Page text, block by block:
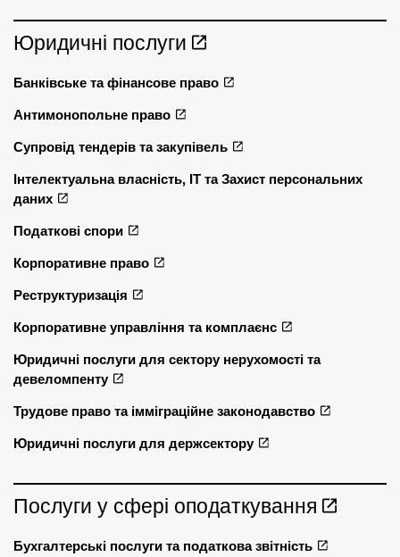
Юридичні послуги
Банківське та фінансове право
Антимонопольне право
Супровід тендерів та закупівель
Інтелектуальна власність, ІТ та Захист персональних
даних
Податкові спори
Корпоративне право
Реструктуризація
Корпоративне управління та комплаєнс
Юридичні послуги для сектору нерухомості та
девеломпенту
Трудове право та імміграційне законодавство
Юридичні послуги для держсектору
Послуги у сфері оподаткування
Бухгалтерські послуги та податкова звітність